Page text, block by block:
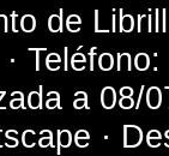
de
a 08/
·